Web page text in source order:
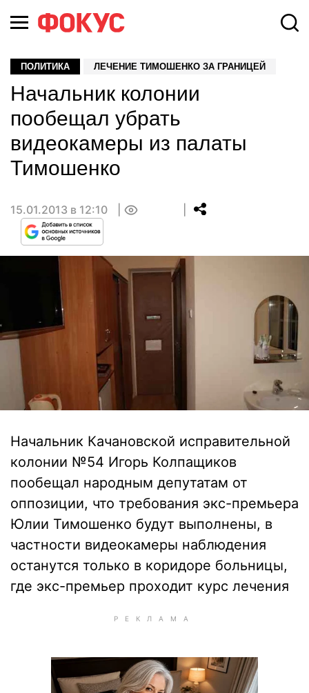
ПОЛИТИКА ЛЕЧЕНИЕ ТИМОШЕНКО ЗА ГРАНИЦЕЙ
Начальник колонии
пообещал убрать
видеокамеры из палаты
Тимошенко
15.01.2013 в 12:10
Начальник Качановской исправительной
колонии №54 Игорь Колпащиков
пообещал народным депутатам от
оппозиции, что требования экс-премьера
Юлии Тимошенко будут выполнены, в
частности видеокамеры наблюдения
останутся только в коридоре больницы,
где экс-премьер проходит курс лечения